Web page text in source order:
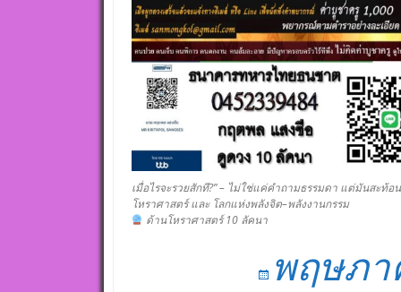
เมื่อไรจะรวยสักที?” – ไม่ใช่แค่คำถามธรรมดา แต่มันสะ
โหราศาสตร์ และ โลกแห่งพลังจิต–พลังงานกรรม
ด้านโหราศาสตร์ 10 ลัคนา
พฤษภา